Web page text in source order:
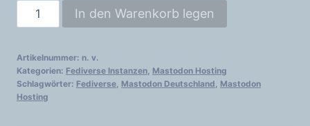
Mastodon
Menge
In den Warenkorb legen
Artikelnummer: n. v.
Kategorien: Fediverse Instanzen Mastodon Hosting
Schlagwörter: Fediverse Mastodon Deutschland Mastodon
Hosting